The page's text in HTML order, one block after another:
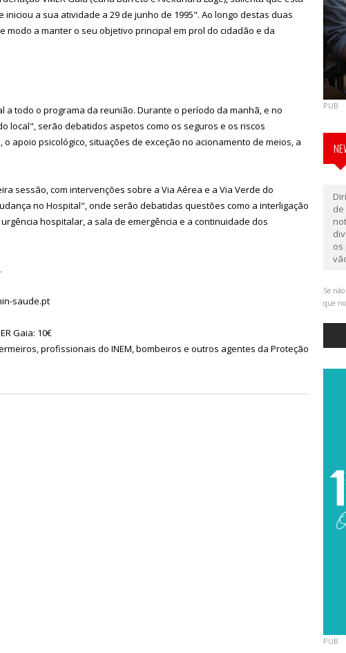
iniciou a sua atividade a 29 de junho de 1995". Ao longo destas duas
modo a manter o seu objetivo principal em prol do cidadão e da
a todo o programa da reunião. Durante o período da manhã, e no
local", serão debatidos aspetos como os seguros e os riscos
o apoio psicológico, situações de exceção no acionamento de meios, a
sessão, com intervenções sobre a Via Aérea e a Via Verde do
no Hospital", onde serão debatidas questões como a interligação
hospitalar, a sala de emergência e a continuidade dos
saude.pt
Gaia: 10€
profissionais do INEM, bombeiros e outros agentes da Proteção
PUB
os
Se
que
PUB